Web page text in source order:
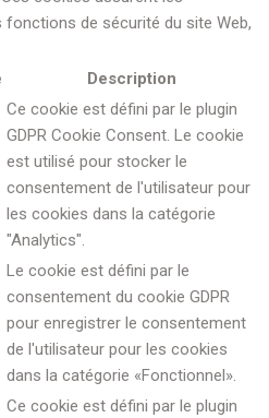
de sécurité du site Web,
Description
Ce cookie est défini par le plugin
GDPR Cookie Consent. Le cookie
est utilisé pour stocker le
consentement de l'utilisateur pour
les cookies dans la catégorie
"Analytics".
Le cookie est défini par le
consentement du cookie GDPR
pour enregistrer le consentement
de l'utilisateur pour les cookies
dans la catégorie «Fonctionnel».
Ce cookie est défini par le plugin